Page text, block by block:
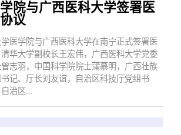
院与广西医科大学签署医
议
医学院与广西医科大学在南宁正式签署医
华大学副校长王宏伟，广西医科大学党委
志羽，中国科学院院士蒲慕明，广西壮族
记、厅长刘友谊，自治区科技厅党组书
治区...